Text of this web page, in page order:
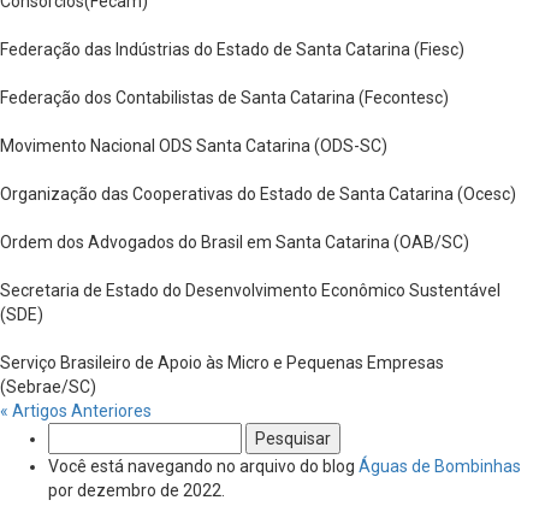
Federação das Indústrias do Estado de Santa Catarina (Fiesc)
Federação dos Contabilistas de Santa Catarina (Fecontesc)
Movimento Nacional ODS Santa Catarina (ODS-SC)
Organização das Cooperativas do Estado de Santa Catarina (Ocesc)
Ordem dos Advogados do Brasil em Santa Catarina (OAB/SC)
Secretaria de Estado do Desenvolvimento Econômico Sustentável
(SDE)
Serviço Brasileiro de Apoio às Micro e Pequenas Empresas
(Sebrae/SC)
« Artigos Anteriores
por:
Você está navegando no arquivo do blog Águas de Bombinhas
por dezembro de 2022.